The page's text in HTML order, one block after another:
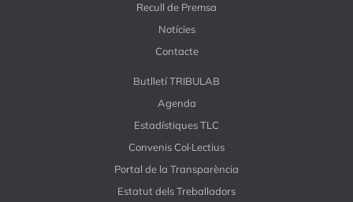
Recull de Premsa
Notícies
Contacte
Butlletí TRIBULAB
Agenda
Estadístiques TLC
Convenis Col·Lectius
Portal de la Transparència
Estatut dels Treballadors